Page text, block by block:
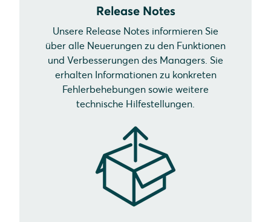
Release Notes
Unsere Release Notes informieren Sie
über alle Neuerungen zu den Funktionen
und Verbesserungen des Managers. Sie
erhalten Informationen zu konkreten
Fehlerbehebungen sowie weitere
technische Hilfestellungen.